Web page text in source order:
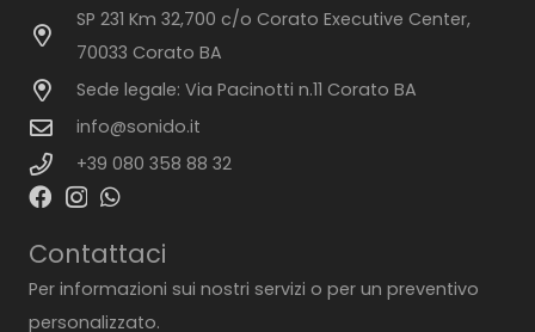
SP 231 Km 32,700 c/o Corato Executive Center,
70033 Corato BA
Sede legale: Via Pacinotti n.11 Corato BA
info@sonido.it
+39 080 358 88 32
Contattaci
Per informazioni sui nostri servizi o per un preventivo
personalizzato.